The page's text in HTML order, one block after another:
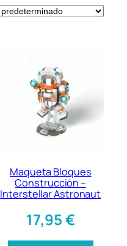
Maqueta Bloques
Construcción –
Interstellar Astronaut
17,95€